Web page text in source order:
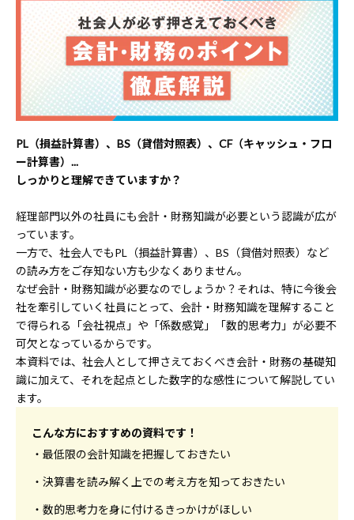
PL（損益計算書）、BS（貸借対照表）、CF（キャッシュ・フロ
ー計算書）...
しっかりと理解できていますか？
経理部門以外の社員にも会計・財務知識が必要という認識が広が
っています。
一方で、社会人でもPL（損益計算書）、BS（貸借対照表）など
の読み方をご存知ない方も少なくありません。
なぜ会計・財務知識が必要なのでしょうか？それは、特に今後会
社を牽引していく社員にとって、会計・財務知識を理解すること
で得られる「会社視点」や「係数感覚」「数的思考力」が必要不
可欠となっているからです。
本資料では、社会人として押さえておくべき会計・財務の基礎知
識に加えて、それを起点とした数字的な感性について解説してい
ます。
こんな方におすすめの資料です！
・最低限の会計知識を把握しておきたい
・決算書を読み解く上での考え方を知っておきたい
・数的思考力を身に付けるきっかけがほしい